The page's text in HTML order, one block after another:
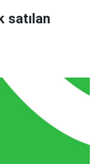
satılan